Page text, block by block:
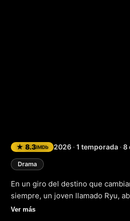
Almas
★ 8.3IMDb 2026 · 1 temporada · 8
Drama
En un giro del destino que
siempre, un joven llamado Ryu,
las dudas, decide huir de Japón y
Ver más